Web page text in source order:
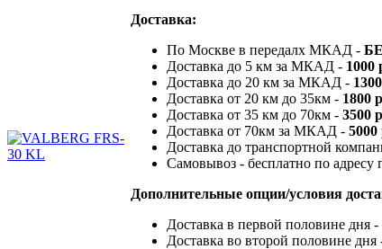
Доставка:
По Москве в передалх МКАД -
Доставка до 5 км за МКАД - 1000
Доставка до 20 км за МКАД -
Доставка от 20 км до 35км - 1800
Доставка от 35 км до 70км - 3500
Доставка от 70км за МКАД - 5000
Доставка до транспортной
Самовывоз - бесплатно по адресу
Дополнительные опции/условия
Доставка в первой половине дня -
Доставка во второй половине дня